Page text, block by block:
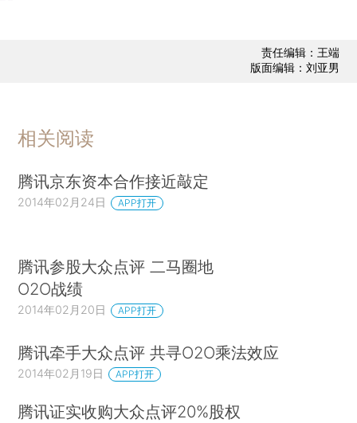
责任编辑：王端
版面编辑：刘亚男
相关阅读
腾讯京东资本合作接近敲定
2014年02月24日 APP打开
腾讯参股大众点评 二马圈地
O2O战绩
2014年02月20日 APP打开
腾讯牵手大众点评 共寻O2O乘法效应
2014年02月19日 APP打开
腾讯证实收购大众点评20%股权